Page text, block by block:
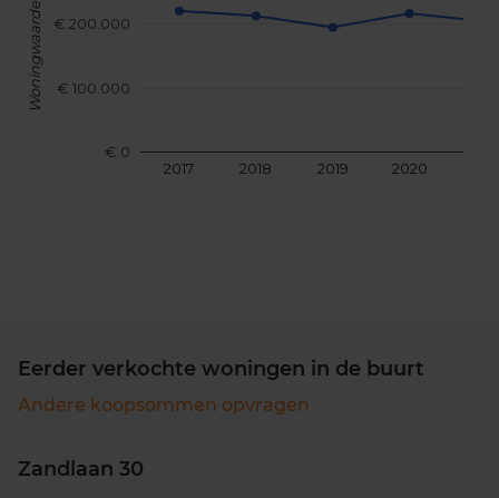
2017 2018 2019 2020
€ 0
€ 100.000
€ 200.000
Woningwaarde
Eerder verkochte woningen in de buurt
Andere koopsommen opvragen
Zandlaan 30